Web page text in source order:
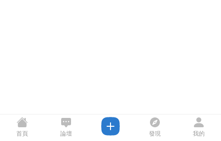
首頁 論壇 發現 我的